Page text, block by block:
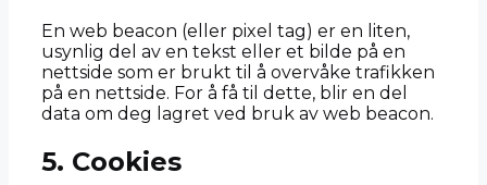
En web beacon (eller pixel tag) er en liten,
usynlig del av en tekst eller et bilde på en
nettside som er brukt til å overvåke trafikken
på en nettside. For å få til dette, blir en del
data om deg lagret ved bruk av web beacon.
5. Cookies